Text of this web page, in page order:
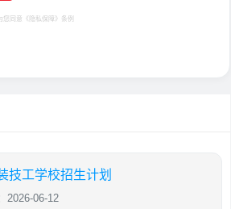
您同意 《隐私保障》 条例
技工学校招生计划
2026-06-12